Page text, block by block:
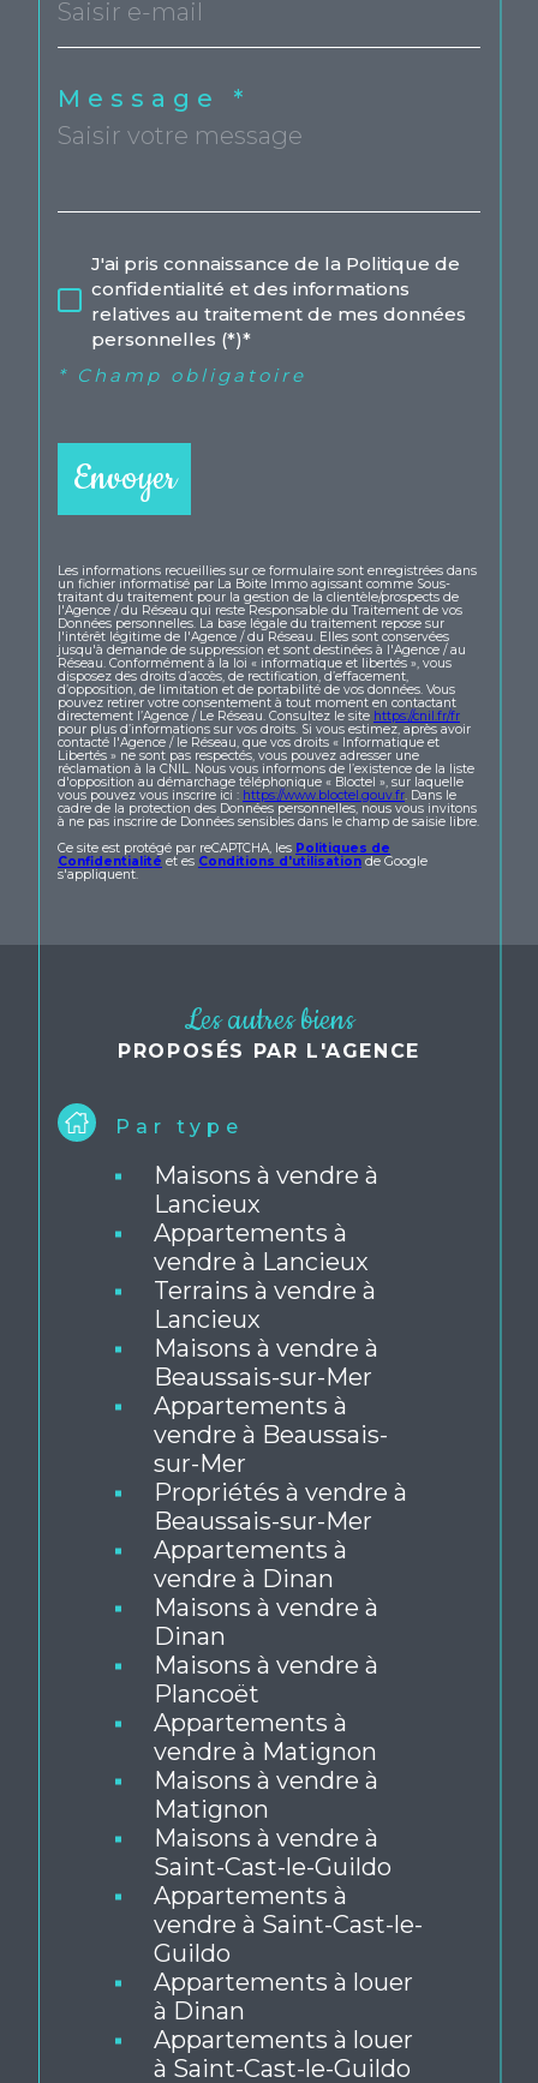
Message *
J'ai pris connaissance de la Politique de
confidentialité et des informations
relatives au traitement de mes données
personnelles (*)*
Envoyer
Les informations recueillies sur ce formulaire sont enregistrées dans
un fichier informatisé par La Boite Immo agissant comme Sous-
traitant du traitement pour la gestion de la clientèle/prospects de
l'Agence / du Réseau qui reste Responsable du Traitement de vos
Données personnelles. La base légale du traitement repose sur
l'intérêt légitime de l'Agence / du Réseau. Elles sont conservées
jusqu'à demande de suppression et sont destinées à l'Agence / au
Réseau. Conformément à la loi « informatique et libertés », vous
disposez des droits d’accès, de rectification, d’effacement,
d’opposition, de limitation et de portabilité de vos données. Vous
pouvez retirer votre consentement à tout moment en contactant
directement l’Agence / Le Réseau. Consultez le sitehttps://cnil.fr/fr
pour plus d’informations sur vos droits. Si vous estimez, après avoir
contacté l'Agence / le Réseau, que vos droits « Informatique et
Libertés » ne sont pas respectés, vous pouvez adresser une
réclamation à la CNIL. Nous vous informons de l’existence de la liste
d'opposition au démarchage téléphonique « Bloctel », sur laquelle
vous pouvez vous inscrire ici :https://www.bloctel.gouv.fr. Dans le
à ne pas inscrire de Données sensibles dans le champ de saisie libre.
Ce site est protégé par reCAPTCHA, les
Les autres biens
Maisons à vendre à
Lancieux
Appartements à
vendre à Lancieux
Terrains à vendre à
Lancieux
Maisons à vendre à
Beaussais-sur-Mer
Appartements à
vendre à Beaussais-
sur-Mer
Propriétés à vendre à
Beaussais-sur-Mer
Appartements à
vendre à Dinan
Maisons à vendre à
Dinan
Maisons à vendre à
Plancoët
Appartements à
vendre à Matignon
Maisons à vendre à
Matignon
Maisons à vendre à
Saint-Cast-le-Guildo
Appartements à
vendre à Saint-Cast-le-
Guildo
Appartements à louer
à Dinan
Appartements à louer